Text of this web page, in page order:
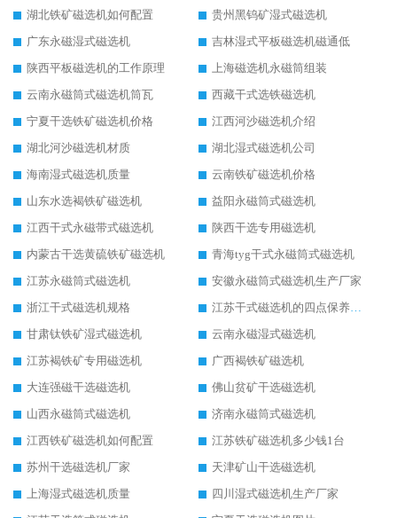
湖北铁矿磁选机如何配置
贵州黑钨矿湿式磁选机
广东永磁湿式磁选机
吉林湿式平板磁选机磁通低
陕西平板磁选机的工作原理
上海磁选机永磁筒组装
云南永磁筒式磁选机筒瓦
西藏干式选铁磁选机
宁夏干选铁矿磁选机价格
江西河沙磁选机介绍
湖北河沙磁选机材质
湖北湿式磁选机公司
海南湿式磁选机质量
云南铁矿磁选机价格
山东水选褐铁矿磁选机
益阳永磁筒式磁选机
江西干式永磁带式磁选机
陕西干选专用磁选机
内蒙古干选黄硫铁矿磁选机
青海tyg干式永磁筒式磁选机
江苏永磁筒式磁选机
安徽永磁筒式磁选机生产厂家
浙江干式磁选机规格
江苏干式磁选机的四点保养秘籍
甘肃钛铁矿湿式磁选机
云南永磁湿式磁选机
江苏褐铁矿专用磁选机
广西褐铁矿磁选机
大连强磁干选磁选机
佛山贫矿干选磁选机
山西永磁筒式磁选机
济南永磁筒式磁选机
江西铁矿磁选机如何配置
江苏铁矿磁选机多少钱1台
苏州干选磁选机厂家
天津矿山干选磁选机
上海湿式磁选机质量
四川湿式磁选机生产厂家